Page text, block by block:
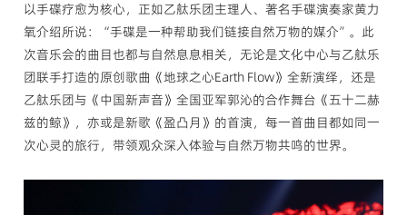
以手碟疗愈为核心，正如乙舦乐团主理人、著名手碟演奏家黄力
氧介绍所说：“手碟是一种帮助我们链接自然万物的媒介”。此
次音乐会的曲目也都与自然息息相关，无论是文化中心与乙舦乐
团联手打造的原创歌曲《地球之心Earth Flow》全新演绎，还是
乙舦乐团与《中国新声音》全国亚军郭沁的合作舞台《五十二赫
兹的鲸》，亦或是新歌《盈凸月》的首演，每一首曲目都如同一
次心灵的旅行，带领观众深入体验与自然万物共鸣的世界。